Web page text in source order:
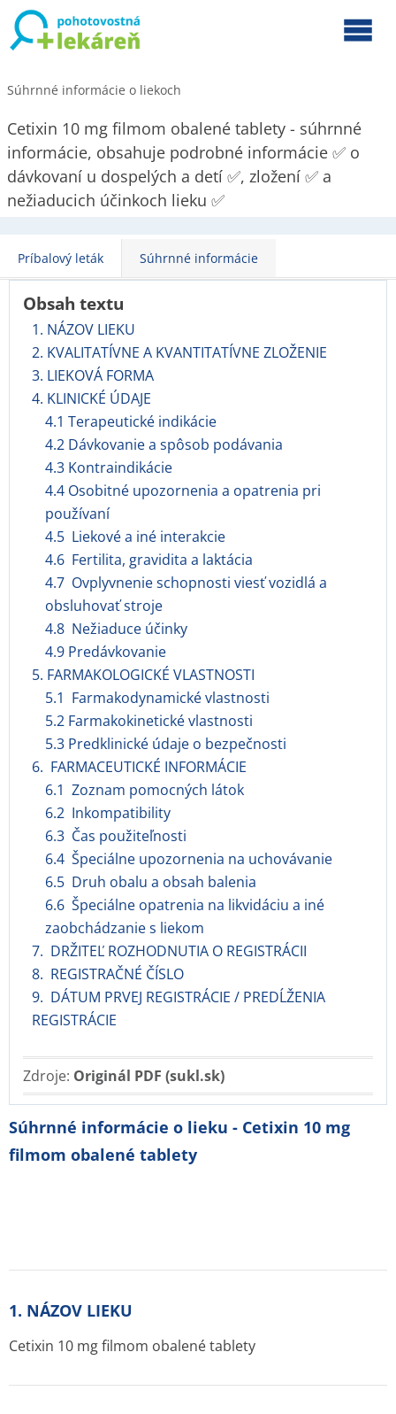
Súhrnné informácie o liekoch
Cetixin 10 mg filmom obalené tablety - súhrnné
informácie, obsahuje podrobné informácie ✅ o
dávkovaní u dospelých a detí ✅, zložení ✅ a
nežiaducich účinkoch lieku ✅
Príbalový leták Súhrnné informácie
Obsah textu
1. NÁZOV LIEKU
2. KVALITATÍVNE A KVANTITATÍVNE ZLOŽENIE
3. LIEKOVÁ FORMA
4. KLINICKÉ ÚDAJE
4.1 Terapeutické indikácie
4.2 Dávkovanie a spôsob podávania
4.3 Kontraindikácie
4.4 Osobitné upozornenia a opatrenia pri
používaní
4.5 Liekové a iné interakcie
4.6 Fertilita, gravidita a laktácia
4.7 Ovplyvnenie schopnosti viesť vozidlá a
obsluhovať stroje
4.8 Nežiaduce účinky
4.9 Predávkovanie
5. FARMAKOLOGICKÉ VLASTNOSTI
5.1 Farmakodynamické vlastnosti
5.2 Farmakokinetické vlastnosti
5.3 Predklinické údaje o bezpečnosti
6. FARMACEUTICKÉ INFORMÁCIE
6.1 Zoznam pomocných látok
6.2 Inkompatibility
6.3 Čas použiteľnosti
6.4 Špeciálne upozornenia na uchovávanie
6.5 Druh obalu a obsah balenia
6.6 Špeciálne opatrenia na likvidáciu a iné
zaobchádzanie s liekom
7. DRŽITEĽ ROZHODNUTIA O REGISTRÁCII
8. REGISTRAČNÉ ČÍSLO
9. DÁTUM PRVEJ REGISTRÁCIE / PREDĹŽENIA
REGISTRÁCIE
Zdroje: Originál PDF (sukl.sk)
Súhrnné informácie o lieku - Cetixin 10 mg
filmom obalené tablety
1. NÁZOV LIEKU
Cetixin 10 mg filmom obalené tablety